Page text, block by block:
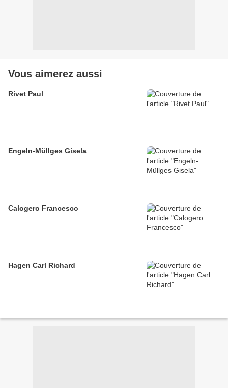
Vous aimerez aussi
Rivet Paul
Engeln-Müllges Gisela
Calogero Francesco
Hagen Carl Richard